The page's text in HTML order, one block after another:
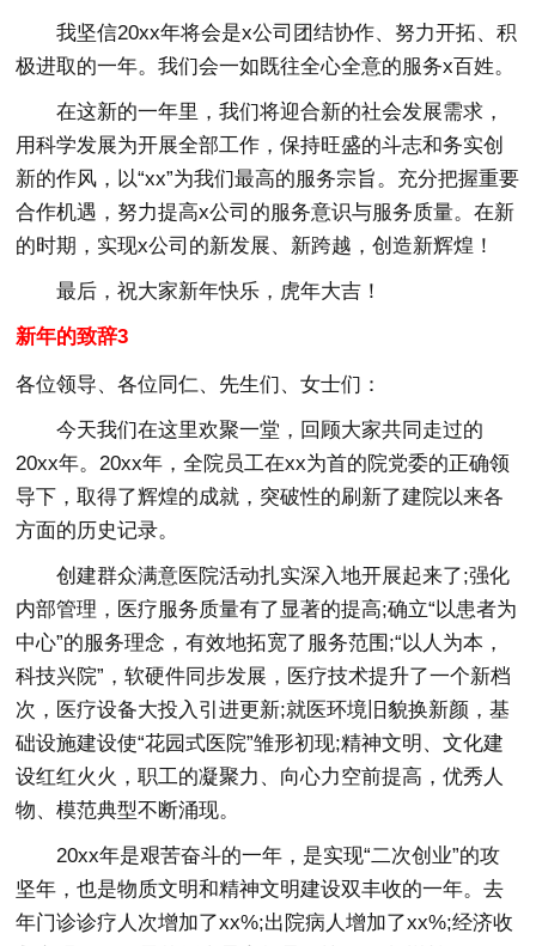
我坚信20xx年将会是x公司团结协作、努力开拓、积
极进取的一年。我们会一如既往全心全意的服务x百姓。
在这新的一年里，我们将迎合新的社会发展需求，
用科学发展为开展全部工作，保持旺盛的斗志和务实创
新的作风，以“xx”为我们最高的服务宗旨。充分把握重要
合作机遇，努力提高x公司的服务意识与服务质量。在新
的时期，实现x公司的新发展、新跨越，创造新辉煌！
最后，祝大家新年快乐，虎年大吉！
新年的致辞3
各位领导、各位同仁、先生们、女士们：
今天我们在这里欢聚一堂，回顾大家共同走过的
20xx年。20xx年，全院员工在xx为首的院党委的正确领
导下，取得了辉煌的成就，突破性的刷新了建院以来各
方面的历史记录。
创建群众满意医院活动扎实深入地开展起来了;强化
内部管理，医疗服务质量有了显著的提高;确立“以患者为
中心”的服务理念，有效地拓宽了服务范围;“以人为本，
科技兴院”，软硬件同步发展，医疗技术提升了一个新档
次，医疗设备大投入引进更新;就医环境旧貌换新颜，基
础设施建设使“花园式医院”雏形初现;精神文明、文化建
设红红火火，职工的凝聚力、向心力空前提高，优秀人
物、模范典型不断涌现。
20xx年是艰苦奋斗的一年，是实现“二次创业”的攻
坚年，也是物质文明和精神文明建设双丰收的一年。去
年门诊诊疗人次增加了xx%;出院病人增加了xx%;经济收